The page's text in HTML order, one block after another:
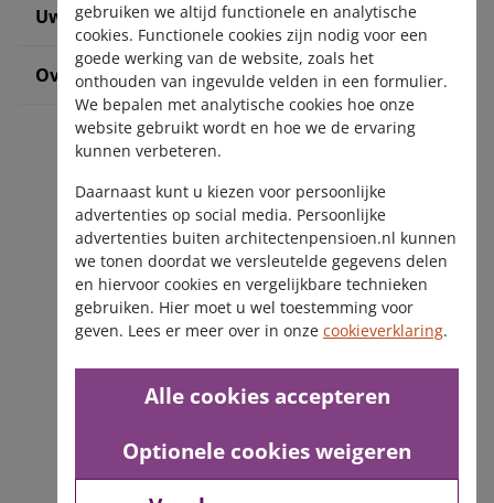
Uw situatie verandert
Over ons
Ontvang de nieuwsbrief
Disclaimer
Privacy
gebruiken we altijd functionele en analytische
cookies. Functionele cookies zijn nodig voor een
goede werking van de website, zoals het
onthouden van ingevulde velden in een formulier.
We bepalen met analytische cookies hoe onze
website gebruikt wordt en hoe we de ervaring
kunnen verbeteren.
Daarnaast kunt u kiezen voor persoonlijke
advertenties op social media. Persoonlijke
advertenties buiten architectenpensioen.nl kunnen
we tonen doordat we versleutelde gegevens delen
en hiervoor cookies en vergelijkbare technieken
gebruiken. Hier moet u wel toestemming voor
geven. Lees er meer over in onze cookieverklaring.
Alle cookies accepteren
Optionele cookies weigeren